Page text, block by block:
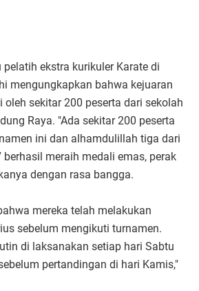
ekstra kurikuler Karate di
mengungkapkan bahwa kejuaran
sekitar 200 peserta dari sekolah
Raya. "Ada sekitar 200 peserta
ini dan alhamdulillah tiga dari
berhasil meraih medali emas, perak
dengan rasa bangga.
mereka telah melakukan
sebelum mengikuti turnamen.
di laksanakan setiap hari Sabtu
pertandingan di hari Kamis,"